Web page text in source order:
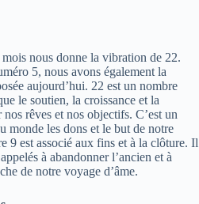
nous donne la vibration de 22.
5, nous avons également la
aujourd’hui. 22 est un nombre
le soutien, la croissance et la
rêves et nos objectifs. C’est un
monde les dons et le but de notre
9 est associé aux fins et à la clôture. Il
à abandonner l’ancien et à
de notre voyage d’âme.